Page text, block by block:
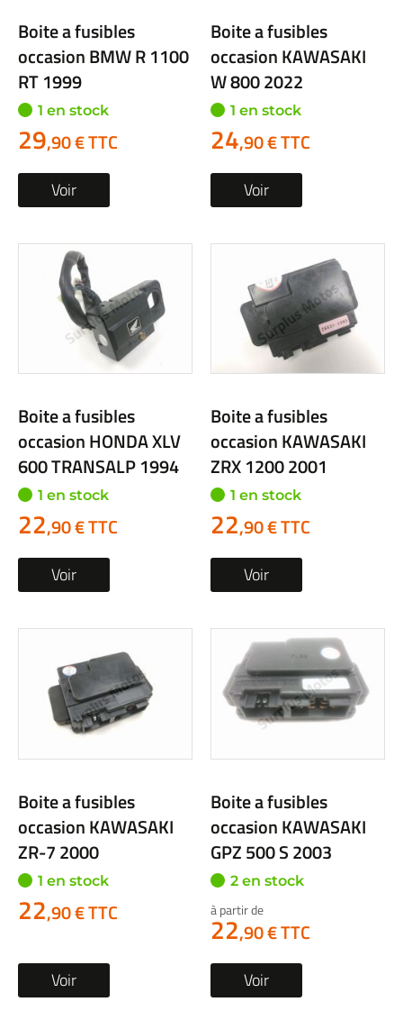
Boite a fusibles
occasion BMW R 1100
RT 1999
1 en stock
29,90 € TTC
Voir
Boite a fusibles
occasion KAWASAKI
W 800 2022
1 en stock
24,90 € TTC
Voir
Boite a fusibles
occasion HONDA XLV
600 TRANSALP 1994
1 en stock
22,90 € TTC
Voir
Boite a fusibles
occasion KAWASAKI
ZRX 1200 2001
1 en stock
22,90 € TTC
Voir
Boite a fusibles
occasion KAWASAKI
ZR-7 2000
1 en stock
22,90 € TTC
Voir
Boite a fusibles
occasion KAWASAKI
GPZ 500 S 2003
2 en stock
à partir de
22,90 € TTC
Voir